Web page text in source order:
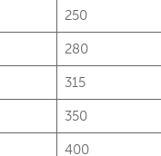
250
280
315
350
400